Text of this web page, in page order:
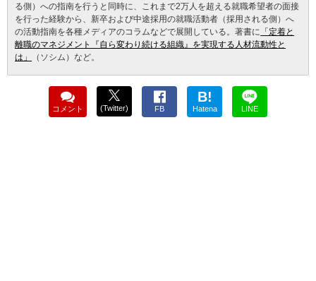
る側）への指南を行うと同時に、これまで2万人を超える就職希望者の面接
を行った経験から、新卒および中途採用の就職活動者（採用される側）へ
の活動指南を各種メディアのコラムなどで展開している。著書に 「定着と
離職のマネジメント『自ら変わり続ける組織』を実現する人材流動性と
は」
（ソシム）など。
コメント (Twitter) FB
B!
Hatena LINE